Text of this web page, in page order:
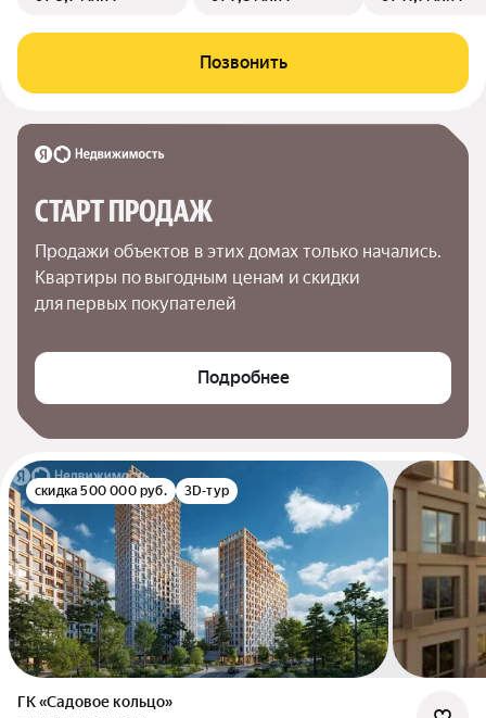
Позвонить
СТАРТ ПРОДАЖ
Продажи объектов в этих домах только начались.
Квартиры по выгодным ценам и скидки
для первых покупателей
Подробнее
скидка 500 000 руб. 3D-тур
ГК «Садовое кольцо»